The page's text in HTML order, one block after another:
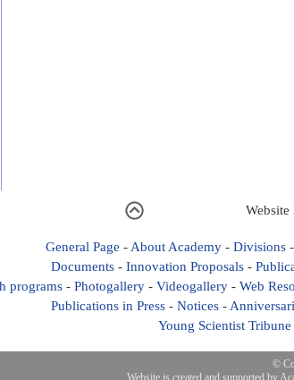
General Page - About Academy- Divisions-
Documents- Innovation Proposals-
programs- Photogallery- Videogallery- Web
Publications in Press - Notices -
Young Scientist Tribune
©
Website is created and supported by